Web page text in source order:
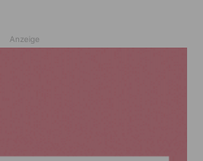
Anzeige